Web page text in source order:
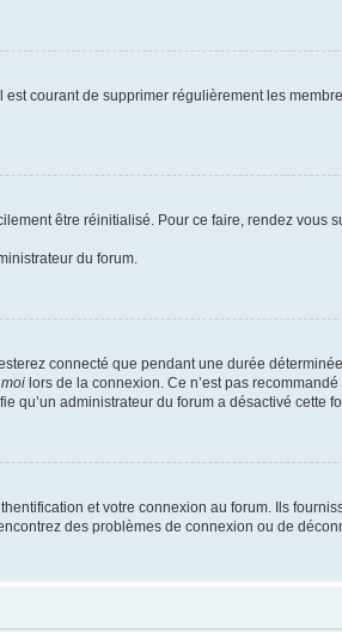
courant de supprimer régulièrement les
être réinitialisé. Pour ce faire, rendez vous
du forum.
connecté que pendant une durée
lors de la connexion. Ce n’est pas
qu’un administrateur du forum a désactivé cette
et votre connexion au forum. Ils
des problèmes de connexion ou de